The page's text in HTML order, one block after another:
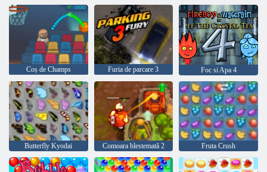
Coș de Champs Furia de parcare 3 Foc si Apa 4
Butterfly Kyodai Comoara blestemată 2 Fruta Crush